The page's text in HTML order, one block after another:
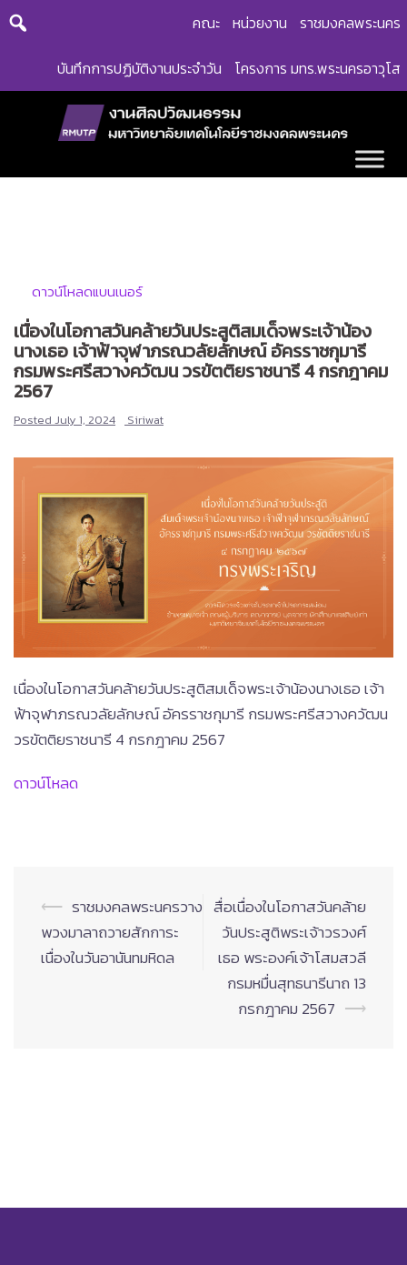
Skip
คณะ หน่วยงาน ราชมงคลพระนคร
บันทึกการปฏิบัติงานประจำวัน โครงการ มทร.พระนครอาวุโส
ดาวน์โหลดแบนเนอร์
เนื่องในโอกาสวันคล้ายวันประสูติสมเด็จพระเจ้าน้อง
นางเธอ เจ้าฟ้าจุฬาภรณวลัยลักษณ์ อัครราชกุมารี
กรมพระศรีสวางควัฒน วรขัตติยราชนารี 4 กรกฎาคม
2567
Posted July 1, 2024 Siriwat
เนื่องในโอกาสวันคล้ายวันประสูติสมเด็จพระเจ้าน้องนางเธอ เจ้า
ฟ้าจุฬาภรณวลัยลักษณ์ อัครราชกุมารี กรมพระศรีสวางควัฒน
วรขัตติยราชนารี 4 กรกฎาคม 2567
ดาวน์โหลด
Post
navigation
⟵ ราชมงคลพระนครวาง
พวงมาลาถวายสักการะ
เนื่องในวันอานันทมหิดล
สื่อเนื่องในโอกาสวันคล้าย
วันประสูติพระเจ้าวรวงศ์
เธอ พระองค์เจ้าโสมสวลี
กรมหมื่นสุทธนารีนาถ 13
กรกฎาคม 2567 ⟶